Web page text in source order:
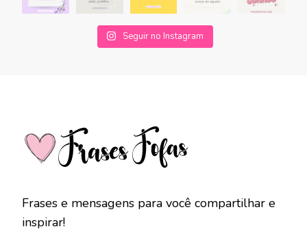
Seguir no Instagram
Frases e mensagens para você compartilhar e
inspirar!